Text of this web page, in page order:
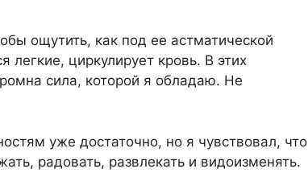
ощутить, как под ее астматической
циркулирует кровь. В этих
сила, которой я обладаю. Не
уже достаточно, но я чувствовал, что
радовать, развлекать и видоизменять.